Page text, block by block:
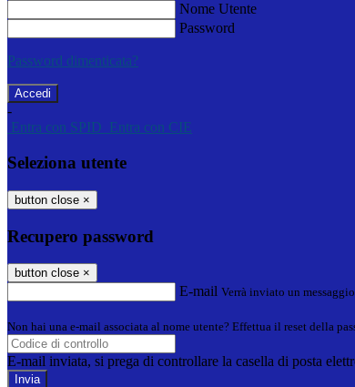
Nome Utente
Password
Password dimenticata?
-
Entra con SPID Entra con CIE
Seleziona utente
button close ×
Recupero password
button close ×
E-mail Verrà inviato un
Non hai una e-mail associata al nome utente? Effettua il reset della
E-mail inviata, si prega di controllare la casella di posta